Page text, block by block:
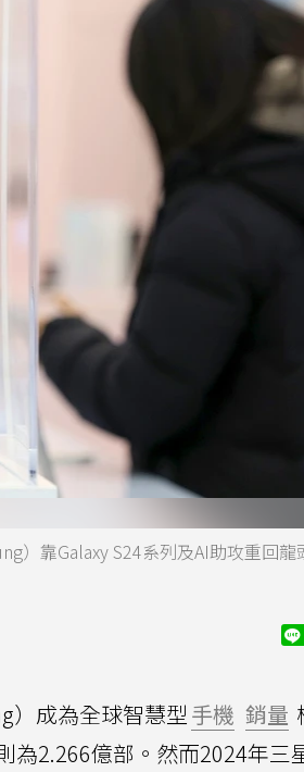
）靠Galaxy S24系列及AI助攻重回龍
）成為全球智慧型 手機 銷量
為2.266億部。然而2024年三